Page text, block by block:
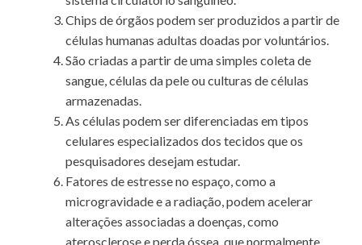
Chips de órgãos podem ser produzidos a partir de
células humanas adultas doadas por voluntários.
São criadas a partir de uma simples coleta de
sangue, células da pele ou culturas de células
armazenadas.
As células podem ser diferenciadas em tipos
celulares especializados dos tecidos que os
pesquisadores desejam estudar.
Fatores de estresse no espaço, como a
microgravidade e a radiação, podem acelerar
alterações associadas a doenças, como
aterosclerose e perda óssea, que normalmente